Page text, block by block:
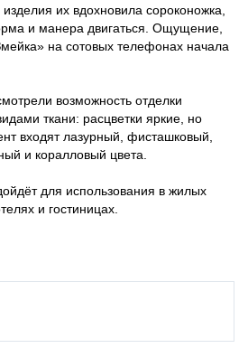
их вдохновила сороконожка,
и манера двигаться. Ощущение,
на сотовых телефонах начала
возможность отделки
ткани: расцветки яркие, но
входят лазурный, фисташковый,
и коралловый цвета.
для использования в жилых
и гостиницах.